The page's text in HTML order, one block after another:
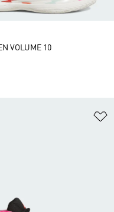
VOLUME 10